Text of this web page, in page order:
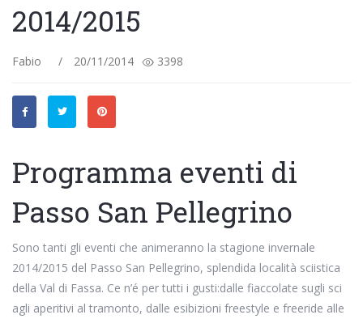
2014/2015
Fabio / 20/11/2014 3398
Programma eventi di
Passo San Pellegrino
Sono tanti gli eventi che animeranno la stagione invernale
2014/2015 del Passo San Pellegrino, splendida località sciistica
della Val di Fassa. Ce n’é per tutti i gusti:dalle fiaccolate sugli sci
agli aperitivi al tramonto, dalle esibizioni freestyle e freeride alle